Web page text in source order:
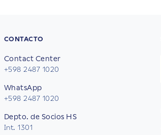
CONTACTO
Contact Center
+598 2487 1020
WhatsApp
+598 2487 1020
Depto. de Socios HS
Int. 1301